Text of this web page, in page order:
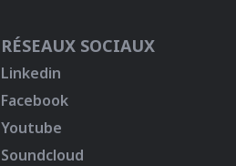
RÉSEAUX SOCIAUX
Linkedin
Facebook
Youtube
Soundcloud